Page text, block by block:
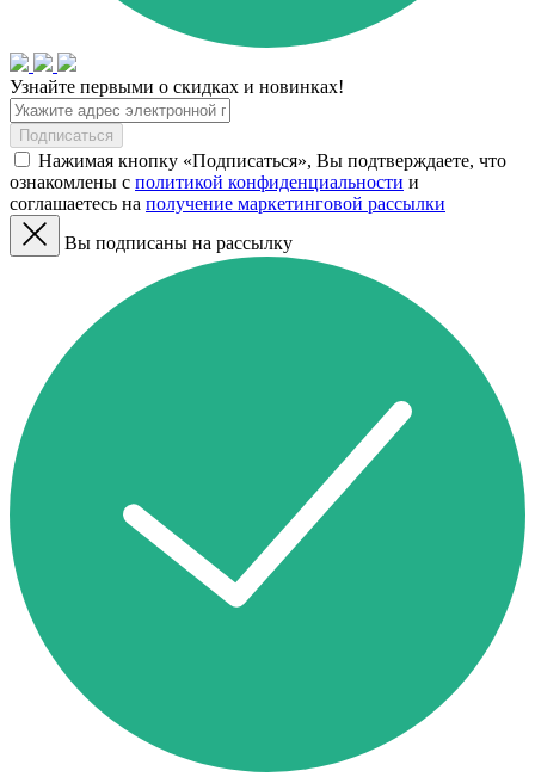
Узнайте первыми о скидках и новинках!
Подписаться
Нажимая кнопку «Подписаться», Вы подтверждаете, что
ознакомлены с политикой конфиденциальности и
соглашаетесь на получение маркетинговой рассылки
Вы подписаны на рассылку